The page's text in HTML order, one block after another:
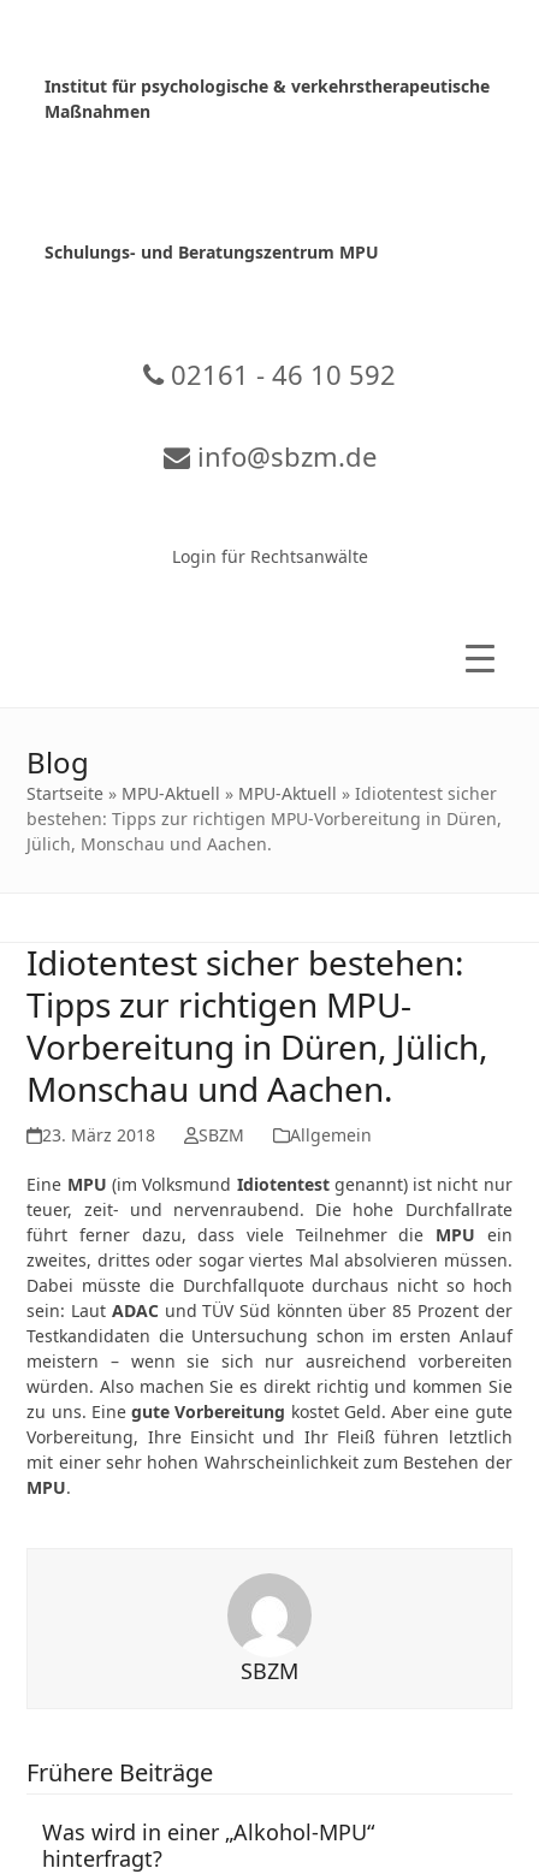
Institut für psychologische & verkehrstherapeutische
Maßnahmen
Schulungs- und Beratungszentrum MPU
02161 - 46 10 592
info@sbzm.de
Login für Rechtsanwälte
Blog
Startseite » MPU-Aktuell » MPU-Aktuell »Idiotentest sicher
bestehen: Tipps zur richtigen MPU-Vorbereitung in Düren,
Jülich, Monschau und Aachen.
Idiotentest sicher bestehen:
Tipps zur richtigen MPU-
Vorbereitung in Düren, Jülich,
Monschau und Aachen.
23. März 2018 SBZM Allgemein
Eine MPU (im Volksmund Idiotentestgenannt) ist nicht nur
teuer, zeit- und nervenraubend. Die hohe Durchfallrate
führt ferner dazu, dass viele Teilnehmer die MPU ein
zweites, drittes oder sogar viertes Mal absolvieren müssen.
Dabei müsste die Durchfallquote durchaus nicht so hoch
sein: Laut ADACund TÜV Süd könnten über 85 Prozent der
Testkandidaten die Untersuchung schon im ersten Anlauf
meistern – wenn sie sich nur ausreichend vorbereiten
würden. Also machen Sie es direkt richtig und kommen Sie
zu uns. Einegute Vorbereitung kostet Geld. Aber eine gute
Vorbereitung, Ihre Einsicht und Ihr Fleiß führen letztlich
mit einer sehr hohen Wahrscheinlichkeit zum Bestehen der
MPU.
SBZM
Frühere Beiträge
Was wird in einer „Alkohol-MPU“
hinterfragt?